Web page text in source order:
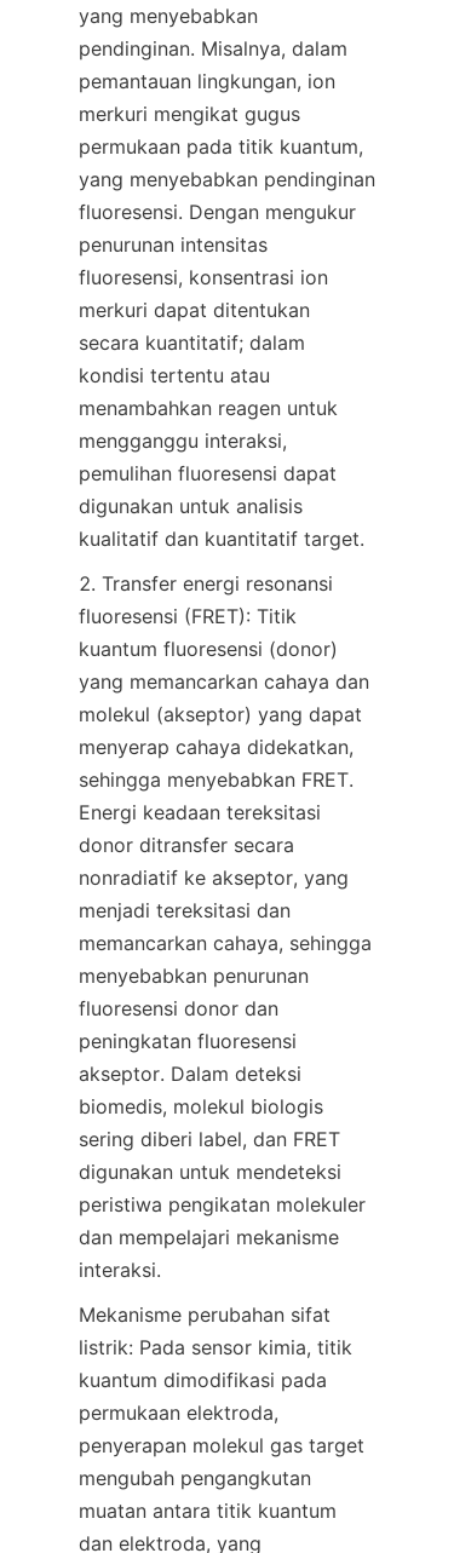
yang menyebabkan
pendinginan. Misalnya, dalam
pemantauan lingkungan, ion
merkuri mengikat gugus
permukaan pada titik kuantum,
yang menyebabkan pendinginan
fluoresensi. Dengan mengukur
penurunan intensitas
fluoresensi, konsentrasi ion
merkuri dapat ditentukan
secara kuantitatif; dalam
kondisi tertentu atau
menambahkan reagen untuk
mengganggu interaksi,
pemulihan fluoresensi dapat
digunakan untuk analisis
kualitatif dan kuantitatif target.
2. Transfer energi resonansi
fluoresensi (FRET): Titik
kuantum fluoresensi (donor)
yang memancarkan cahaya dan
molekul (akseptor) yang dapat
menyerap cahaya didekatkan,
sehingga menyebabkan FRET.
Energi keadaan tereksitasi
donor ditransfer secara
nonradiatif ke akseptor, yang
menjadi tereksitasi dan
memancarkan cahaya, sehingga
menyebabkan penurunan
fluoresensi donor dan
peningkatan fluoresensi
akseptor. Dalam deteksi
biomedis, molekul biologis
sering diberi label, dan FRET
digunakan untuk mendeteksi
peristiwa pengikatan molekuler
dan mempelajari mekanisme
interaksi.
Mekanisme perubahan sifat
listrik: Pada sensor kimia, titik
kuantum dimodifikasi pada
permukaan elektroda,
penyerapan molekul gas target
mengubah pengangkutan
muatan antara titik kuantum
dan elektroda, yang